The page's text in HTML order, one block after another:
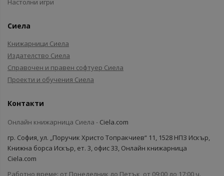
Настолни игри
Сиела
Книжарници Сиела
Издателство Сиела
Справочен и правен софтуер Сиела
Проекти и обучения Сиела
Контакти
Онлайн книжарница Сиела - Ciela.com
гр. София, ул. „Поручик Христо Топракчиев“ 11, 1528 НПЗ Искър,
Книжна борса Искър, ет. 3, офис 33, Онлайн книжарница
Ciela.com
Работно време: от Понеделник до Петък, от 09:00 до 17:00 ч.